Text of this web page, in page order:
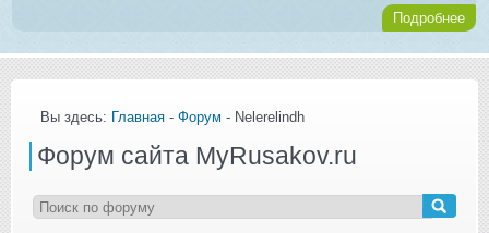
Подробнее
Вы здесь: Главная - Форум - Nelerelindh
Форум сайта MyRusakov.ru